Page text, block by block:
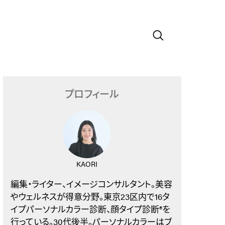
プロフィール
KAORI
編集・ライター、イメージコンサルタント。美容
やウェルネスが得意分野。東京23区内で16タ
イプパーソナルカラー診断、顔タイプ診断®︎を
行っている。30代後半。パーソナルカラーはブ